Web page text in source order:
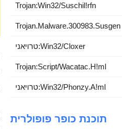
Trojan:Win32/Suschil!rfn
Trojan.Malware.300983.Susgen
טרויאני:Win32/Cloxer
Trojan:Script/Wacatac.H!ml
טרויאני:Win32/Phonzy.A!ml
תוכנת כופר פופולרית